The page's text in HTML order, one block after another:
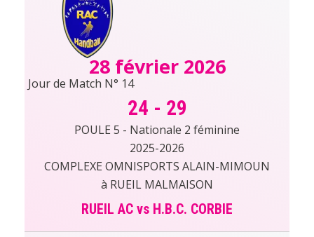
28 février 2026
Jour de Match N° 14
24 - 29
POULE 5 - Nationale 2 féminine
2025-2026
COMPLEXE OMNISPORTS ALAIN-MIMOUN
à RUEIL MALMAISON
RUEIL AC vs H.B.C. CORBIE